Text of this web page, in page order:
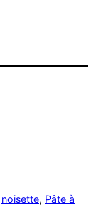
noisette, Pâte à